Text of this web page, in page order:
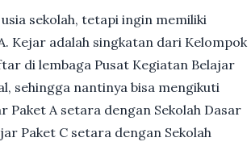
sekolah, tetapi ingin memiliki
Kejar adalah singkatan dari Kelompok
di lembaga Pusat Kegiatan Belajar
sehingga nantinya bisa mengikuti
A setara dengan Sekolah Dasar
Paket C setara dengan Sekolah